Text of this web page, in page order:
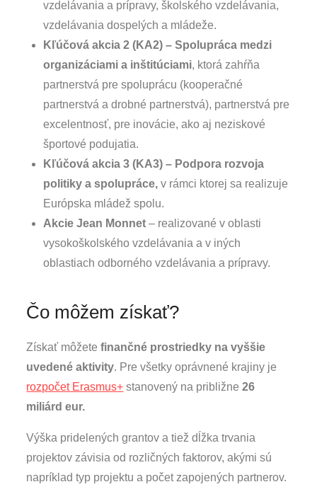
vzdelávania a prípravy, školského vzdelávania,
vzdelávania dospelých a mládeže.
Kľúčová akcia 2 (KA2) – Spolupráca medzi
organizáciami a inštitúciami, ktorá zahŕňa
partnerstvá pre spoluprácu (kooperačné
partnerstvá a drobné partnerstvá), partnerstvá pre
excelentnosť, pre inovácie, ako aj neziskové
športové podujatia.
Kľúčová akcia 3 (KA3) – Podpora rozvoja
politiky a spolupráce, v rámci ktorej sa realizuje
Európska mládež spolu.
Akcie Jean Monnet – realizované v oblasti
vysokoškolského vzdelávania a v iných
oblastiach odborného vzdelávania a prípravy.
Čo môžem získať?
Získať môžetefinančné prostriedky na vyššie
uvedené aktivity. Pre všetky oprávnené krajiny je
rozpočet Erasmus+ stanovený na približne26
miliárd eur.
Výška pridelených grantov a tiež dĺžka trvania
projektov závisia od rozličných faktorov, akými sú
napríklad typ projektu a počet zapojených partnerov.